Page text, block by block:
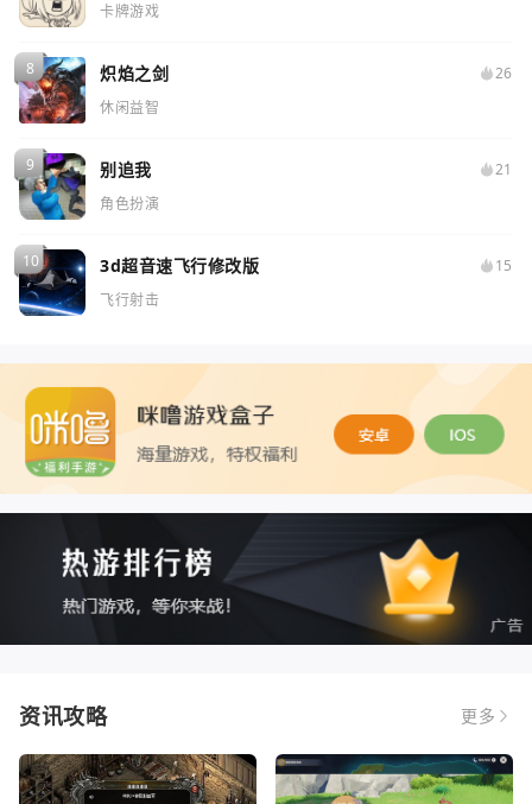
卡牌游戏
炽焰之剑
26
休闲益智
别追我
21
角色扮演
3d超音速飞行修改版
15
飞行射击
资讯攻略 更多